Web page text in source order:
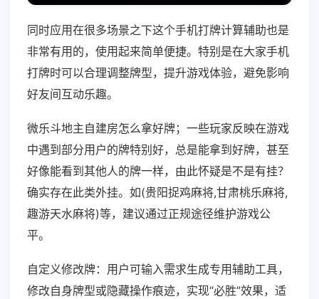
同时应用在很多场景之下这个手机打牌计算辅助也是
非常有用的，使用起来简单便捷。特别是在大家手机
打牌时可以合理调整牌型，提升游戏体验，避免影响
好友间互动乐趣。
微乐斗地主自建房怎么拿好牌；一些玩家反映在游戏
中遇到部分用户的牌特别好，总是能拿到好牌，甚至
好像能看到其他人的牌一样，由此怀疑是不是有挂？
确实存在此类外挂。如(贵阳捉鸡麻将,甘肃桃乐麻将,
趣游天水麻将)等，建议通过正规途径维护游戏公
平。
自定义修改牌：用户可输入需求生成专用辅助工具，
修改自身牌型或隐藏操作痕迹，实现“必胜”效果，适